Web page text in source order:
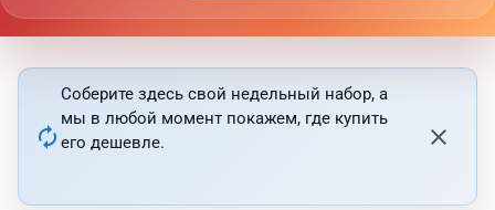
autorenew
Соберите здесь свой недельный набор, а
мы в любой момент покажем, где купить
его дешевле.
close